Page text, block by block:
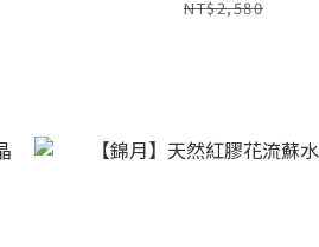
NT$2,580